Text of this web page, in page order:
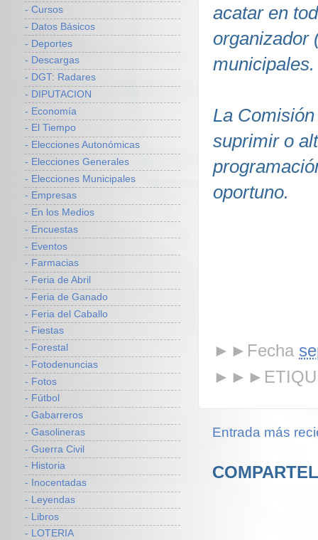
acatar en
organizador
municipales.
La
suprimir o
oportuno.
►►Fecha
Entrada más
- Cursos
- Datos Básicos
- Deportes
- Descargas
- DGT: Radares
- DIPUTACION
- Economía
- El Tiempo
- Elecciones Autonómicas
- Elecciones Generales
- Elecciones Municipales
- Empresas
- En los Medios
- Encuestas
- Eventos
- Farmacias
- Feria de Abril
- Feria de Ganado
- Feria del Caballo
- Fiestas
- Forestal
- Fotodenuncias
- Fotos
- Fútbol
- Gabarreros
- Gasolineras
- Guerra Civil
- Historia
- Inocentadas
- Leyendas
- Libros
- LOTERIA